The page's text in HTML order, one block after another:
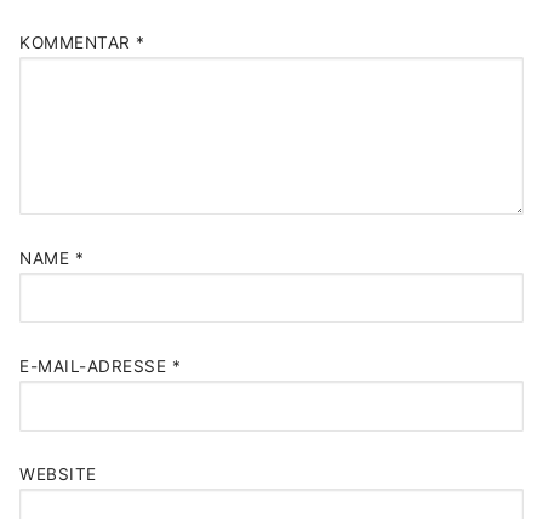
KOMMENTAR *
NAME *
E-MAIL-ADRESSE *
WEBSITE